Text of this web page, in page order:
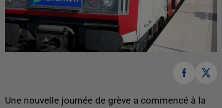
Une nouvelle journée de grève a commencé à la